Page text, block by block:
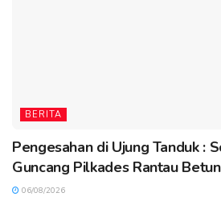
BERITA
Pengesahan di Ujung Tanduk :
Guncang Pilkades Rantau
06/08/2026